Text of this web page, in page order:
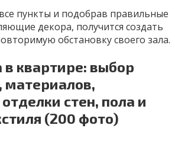
пункты и подобрав правильные
декора, получится создать
обстановку своего зала.
в квартире: выбор
материалов,
стен, пола и
(200 фото)